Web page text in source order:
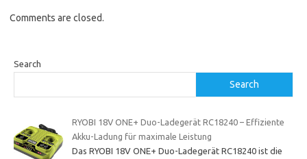
Comments are closed.
Search
Search
RYOBI 18V ONE+ Duo-Ladegerät RC18240 – Effiziente
Akku-Ladung für maximale Leistung
Das RYOBI 18V ONE+ Duo-Ladegerät RC18240 ist die